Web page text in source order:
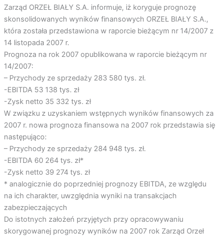
Zarząd ORZEŁ BIAŁY S.A. informuje, iż koryguje prognozę
skonsolidowanych wyników finansowych ORZEŁ BIAŁY S.A.,
która została przedstawiona w raporcie bieżącym nr 14/2007 z
14 listopada 2007 r.
Prognoza na rok 2007 opublikowana w raporcie bieżącym nr
14/2007:
– Przychody ze sprzedaży 283 580 tys. zł.
-EBITDA 53 138 tys. zł
-Zysk netto 35 332 tys. zł
W związku z uzyskaniem wstępnych wyników finansowych za
2007 r. nowa prognoza finansowa na 2007 rok przedstawia się
następująco:
– Przychody ze sprzedaży 284 948 tys. zł.
-EBITDA 60 264 tys. zł*
-Zysk netto 39 274 tys. zł
* analogicznie do poprzedniej prognozy EBITDA, ze względu
na ich charakter, uwzględnia wyniki na transakcjach
zabezpieczających
Do istotnych założeń przyjętych przy opracowywaniu
skorygowanej prognozy wyników na 2007 rok Zarząd Orzeł